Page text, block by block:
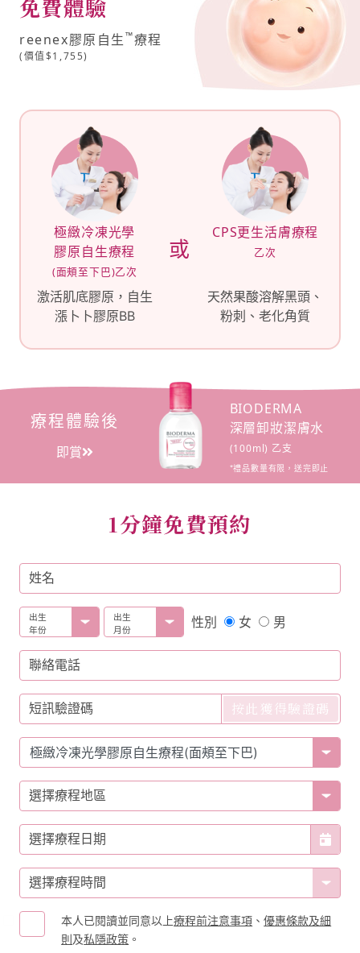
免費體驗
reenex膠原自生™療程
(價值$1,755)
極緻冷凍光學
膠原自生療程
(面頰至下巴)乙次
激活肌底膠原，自生
漲卜卜膠原BB
或
CPS更生活膚療程
乙次
天然果酸溶解黑頭、
粉刺、老化角質
療程體驗後
即賞
BIODERMA
深層卸妝潔膚水
(100ml) 乙支
*禮品數量有限，送完即止
1分鐘免費預約
姓名
出生
年份
出生
月份
性別 女 男
聯絡電話
短訊驗證碼 按此獲得驗證碼
選擇療程地區
選擇療程日期
選擇療程時間
本人已閱讀並同意以上療程前注意事項 、優惠條款及細
則及私隱政策 。